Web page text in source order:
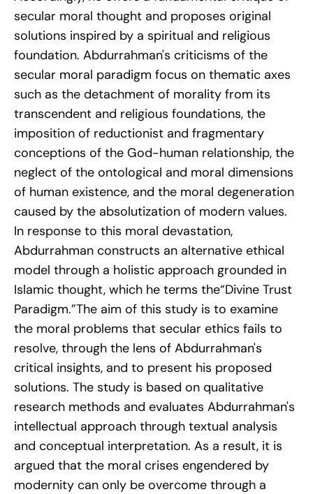
secular moral thought and proposes original
solutions inspired by a spiritual and religious
foundation. Abdurrahman's criticisms of the
secular moral paradigm focus on thematic axes
such as the detachment of morality from its
transcendent and religious foundations, the
imposition of reductionist and fragmentary
conceptions of the God-human relationship, the
neglect of the ontological and moral dimensions
of human existence, and the moral degeneration
caused by the absolutization of modern values.
In response to this moral devastation,
Abdurrahman constructs an alternative ethical
model through a holistic approach grounded in
Islamic thought, which he terms the“Divine Trust
Paradigm.”The aim of this study is to examine
the moral problems that secular ethics fails to
resolve, through the lens of Abdurrahman's
critical insights, and to present his proposed
solutions. The study is based on qualitative
research methods and evaluates Abdurrahman's
intellectual approach through textual analysis
and conceptual interpretation. As a result, it is
argued that the moral crises engendered by
modernity can only be overcome through a